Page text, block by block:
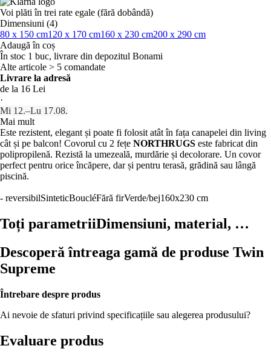
Voi plăti în trei rate egale (fără dobândă)
Dimensiuni (4)
80 x 150 cm120 x 170 cm160 x 230 cm200 x 290 cm
Adaugă în coș
În stoc 1 buc, livrare din depozitul Bonami
Alte articole > 5 comandate
Livrare la adresă
de la 16 Lei
·
Mi 12.–Lu 17.08.
Mai mult
Este rezistent, elegant și poate fi folosit atât în fața canapelei din living
cât și pe balcon! Covorul cu 2 fețe NORTHRUGS este fabricat din
polipropilenă. Rezistă la umezeală, murdărie și decolorare. Un covor
perfect pentru orice încăpere, dar și pentru terasă, grădină sau lângă
piscină.
- reversibilSinteticBoucléFără firVerde/bej160x230 cm
Toți parametriiDimensiuni, material, …
Descoperă întreaga gamă de produse Twin
Supreme
Întrebare despre produs
Ai nevoie de sfaturi privind specificațiile sau alegerea produsului?
Evaluare produs